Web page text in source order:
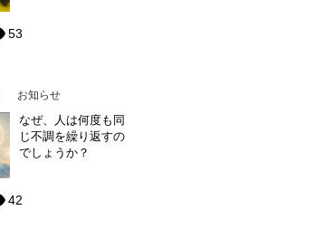
53
お知らせ
なぜ、人は何度も同
じ不調を繰り返すの
でしょうか？
42